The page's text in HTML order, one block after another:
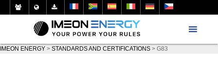
IMEON ENERGY > STANDARDS AND CERTIFICATIONS > G83